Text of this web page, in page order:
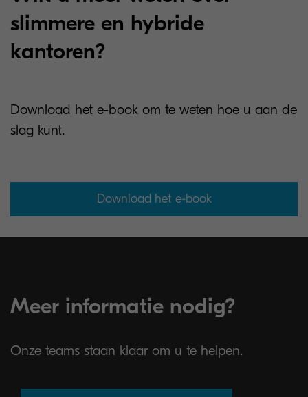
slimmere en hybride
kantoren?
Download het e-book om te weten hoe u aan de
slag kunt.
Download het e-book
Meer informatie nodig?
Onze teams staan klaar om u te helpen.